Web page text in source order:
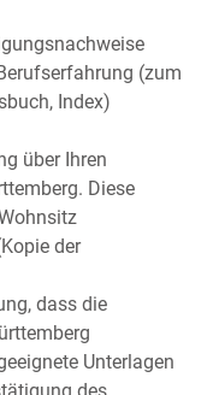
(zum
Index)
über Ihren
Diese
der
dass die
Unterlagen